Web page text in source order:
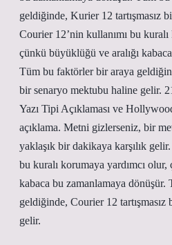
geldiğinde, Kurier 12 tartışmasız
Courier 12’nin kullanımı bu
çünkü büyüklüğü ve aralığı
Tüm bu faktörler bir araya
bir senaryo mektubu haline gelir.
Yazı Tipi Açıklaması ve
açıklama. Metni gizlerseniz, bir
yaklaşık bir dakikaya karşılık
bu kuralı korumaya yardımcı
kabaca bu zamanlamaya
geldiğinde, Courier 12
gelir.